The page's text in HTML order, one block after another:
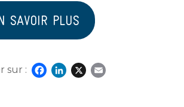
SAVOIR PLUS
sur :
Facebook
LinkedIn
X Email